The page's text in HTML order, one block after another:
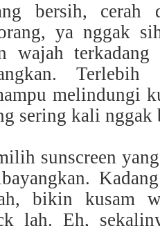
bersih, cerah
ya nggak
wajah terkadang
Terlebih
melindungi
sering kali nggak
sunscreen
bikin kusam
lah. Eh,